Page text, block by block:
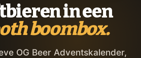
in een
boombox.
OG Beer Adventskalender,